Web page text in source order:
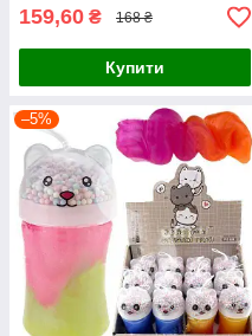
159,60 ₴ 168 ₴
Купити
–5%